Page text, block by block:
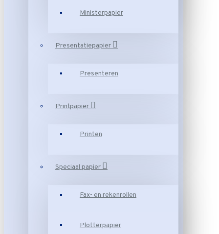
Ministerpapier
Presentatiepapier
Presenteren
Printpapier
Printen
Speciaal papier
Fax- en rekenrollen
Plotterpapier